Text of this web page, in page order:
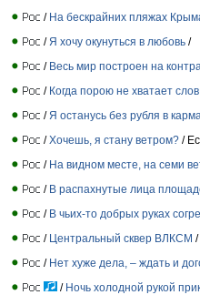
/ На бескрайних пляжах
/ Я хочу окунуться в любовь /
/ Весь мир построен на
/ Когда порою не хватает слов
/ Я останусь без рубля в
/Хочешь, я стану ветром? /
/ На видном месте, на семи
/ В распахнутые лица
/ В чьих-то добрых руках
/ Центральный сквер ВЛКСМ
/ Нет хуже дела, – ждать и
/ Ночь холодной рукой